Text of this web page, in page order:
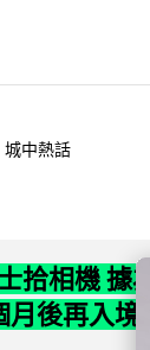
城中熱話
拾相機 據
後再入境